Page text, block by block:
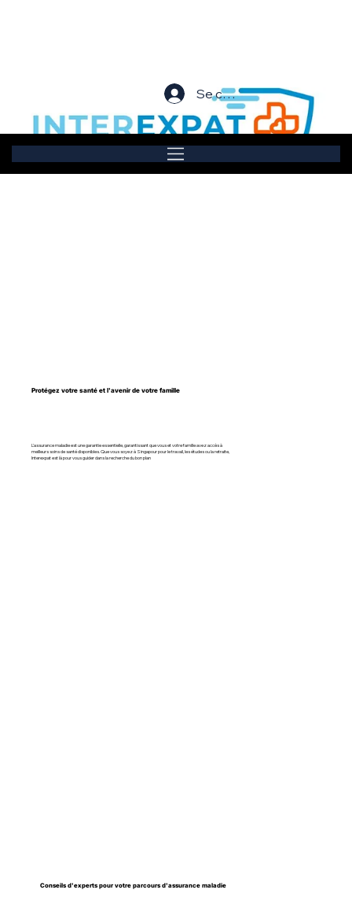
Se connecter
Protégez votre santé et l'avenir de votre famille
L'assurance maladie est une garantie essentielle, garantissant que vous et votre famille avez accès à
meilleurs soins de santé disponibles. Que vous soyez à Singapour pour le travail, les études ou la retraite,
Interexpat est là pour vous guider dans la recherche du bon plan
Conseils d'experts pour votre parcours d'assurance maladie